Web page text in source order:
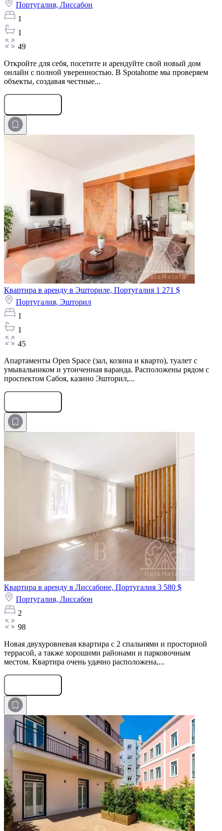
Португалия, Лиссабон
1
1
49
Откройте для себя, посетите и арендуйте свой новый дом
онлайн с полной уверенностью. В Spotahome мы проверяем
объекты, создавая честные...
Квартира в аренду в Эшториле, Португалия 1 271 $
Португалия, Эшторил
1
1
45
Апартаменты Open Space (зал, козина и кварто), туалет с
умывальником и утонченная варанда. Расположены рядом с
проспектом Сабоя, казино Эшторил,...
Квартира в аренду в Лиссабоне, Португалия 3 580 $
Португалия, Лиссабон
2
98
Новая двухуровневая квартира с 2 спальнями и просторной
террасой, а также хорошими районами и парковочным
местом. Квартира очень удачно расположена,...